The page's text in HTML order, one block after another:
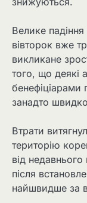
Велике падіння
вівторок вже
викликане
того, що деякі
бенефіціарами
занадто
Втрати
територію
від
після
найшвидше за